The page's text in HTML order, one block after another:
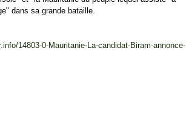
dans sa grande bataille.
14803-0-Mauritanie-La-candidat-Biram-annonce-